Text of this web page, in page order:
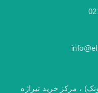
، مرکز خرید تیراژه